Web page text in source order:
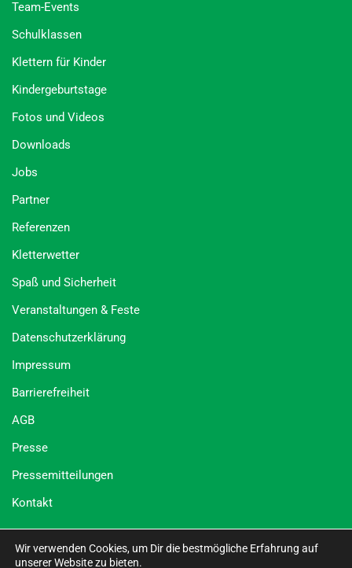
Team-Events
Schulklassen
Klettern für Kinder
Kindergeburtstage
Fotos und Videos
Downloads
Jobs
Partner
Referenzen
Kletterwetter
Spaß und Sicherheit
Veranstaltungen & Feste
Datenschutzerklärung
Impressum
Barrierefreiheit
AGB
Presse
Pressemitteilungen
Kontakt
Wald-Abenteuer
Bad Neuenahr Velbert Leiwen
Wir verwenden Cookies, um Dir die bestmögliche Erfahrung auf
unserer Website zu bieten.